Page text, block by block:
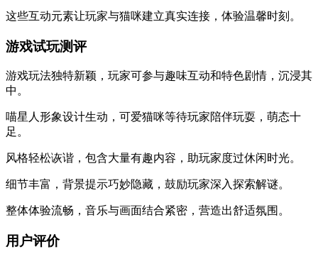
这些互动元素让玩家与猫咪建立真实连接，体验温馨时刻。
游戏试玩测评
游戏玩法独特新颖，玩家可参与趣味互动和特色剧情，沉浸其
中。
喵星人形象设计生动，可爱猫咪等待玩家陪伴玩耍，萌态十
足。
风格轻松诙谐，包含大量有趣内容，助玩家度过休闲时光。
细节丰富，背景提示巧妙隐藏，鼓励玩家深入探索解谜。
整体体验流畅，音乐与画面结合紧密，营造出舒适氛围。
用户评价